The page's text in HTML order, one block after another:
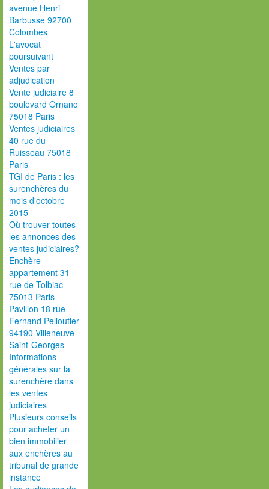
avenue Henri
Barbusse 92700
Colombes
L'avocat
poursuivant
Ventes par
adjudication
Vente judiciaire 8
boulevard Ornano
75018 Paris
Ventes judiciaires
40 rue du
Ruisseau 75018
Paris
TGI de Paris : les
surenchères du
mois d'octobre
2015
Où trouver toutes
les annonces des
ventes judiciaires?
Enchère
appartement 31
rue de Tolbiac
75013 Paris
Pavillon 18 rue
Fernand Pelloutier
94190 Villeneuve-
Saint-Georges
Informations
générales sur la
surenchère dans
les ventes
judiciaires
Plusieurs conseils
pour acheter un
bien immobilier
aux enchères au
tribunal de grande
instance